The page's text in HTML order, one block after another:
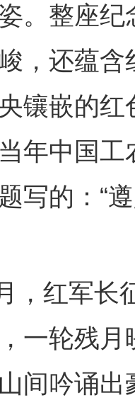
。整座
，还蕴含
镶嵌的
年中国
写的：“
红军长
一轮残
间吟诵出